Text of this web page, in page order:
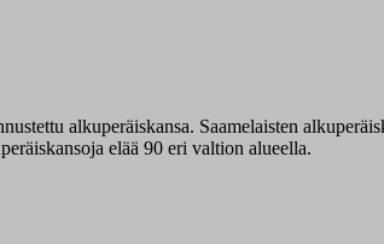
alkuperäiskansa. Saamelaisten
elää 90 eri valtion alueella.